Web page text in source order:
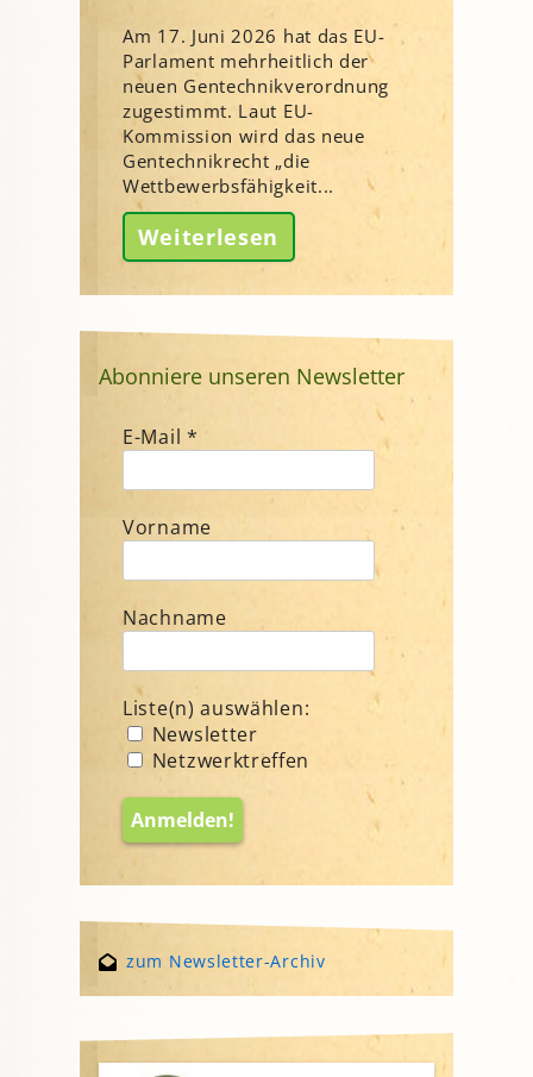
Am 17. Juni 2026 hat das EU-
Parlament mehrheitlich der
neuen Gentechnikverordnung
zugestimmt. Laut EU-
Kommission wird das neue
Gentechnikrecht „die
Wettbewerbsfähigkeit...
Weiterlesen
Abonniere unseren Newsletter
E-Mail *
Vorname
Nachname
Liste(n) auswählen:
Newsletter
Netzwerktreffen
zum Newsletter-Archiv